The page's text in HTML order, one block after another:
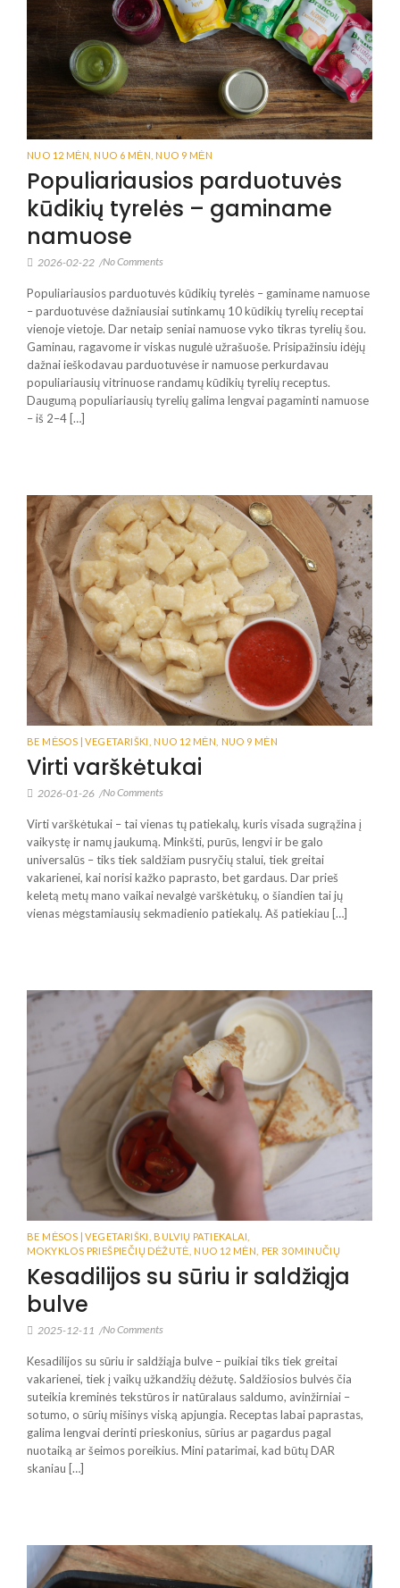
NUO 12 MĖN NUO 6 MĖN NUO 9 MĖN
Populiariausios parduotuvės
kūdikių tyrelės – gaminame
namuose
2026-02-22 /No Comments
Populiariausios parduotuvės kūdikių tyrelės – gaminame namuose
– parduotuvėse dažniausiai sutinkamų 10 kūdikių tyrelių receptai
vienoje vietoje. Dar netaip seniai namuose vyko tikras tyrelių šou.
Gaminau, ragavome ir viskas nugulė užrašuoše. Prisipažinsiu idėjų
dažnai ieškodavau parduotuvėse ir namuose perkurdavau
populiariausių vitrinuose randamų kūdikių tyrelių receptus.
Daugumą populiariausių tyrelių galima lengvai pagaminti namuose
– iš 2–4 […]
BE MĖSOS | VEGETARIŠKI NUO 12 MĖN NUO 9 MĖN
Virti varškėtukai
2026-01-26 /No Comments
Virti varškėtukai – tai vienas tų patiekalų, kuris visada sugrąžina į
vaikystę ir namų jaukumą. Minkšti, purūs, lengvi ir be galo
universalūs – tiks tiek saldžiam pusryčių stalui, tiek greitai
vakarienei, kai norisi kažko paprasto, bet gardaus. Dar prieš
keletą metų mano vaikai nevalgė varškėtukų, o šiandien tai jų
vienas mėgstamiausių sekmadienio patiekalų. Aš patiekiau […]
BE MĖSOS | VEGETARIŠKI BULVIŲ PATIEKALAI
MOKYKLOS PRIEŠPIEČIŲ DĖŽUTĖ NUO 12 MĖN PER 30 MINUČIŲ
Kesadilijos su sūriu ir saldžiąja
bulve
2025-12-11 /No Comments
Kesadilijos su sūriu ir saldžiąja bulve – puikiai tiks tiek greitai
vakarienei, tiek į vaikų užkandžių dėžutę. Saldžiosios bulvės čia
suteikia kreminės tekstūros ir natūralaus saldumo, avinžirniai –
sotumo, o sūrių mišinys viską apjungia. Receptas labai paprastas,
galima lengvai derinti prieskonius, sūrius ar pagardus pagal
nuotaiką ar šeimos poreikius. Mini patarimai, kad būtų DAR
skaniau […]